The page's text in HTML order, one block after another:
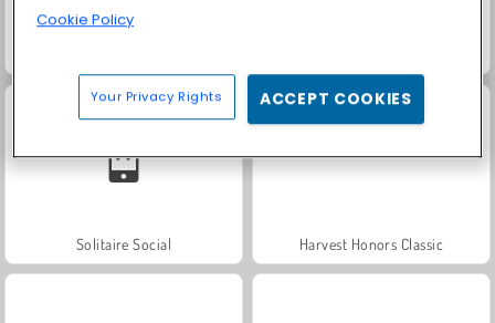
Solitaire Social Harvest Honors Classic
Cookie Policy
Your Privacy Rights ACCEPT COOKIES